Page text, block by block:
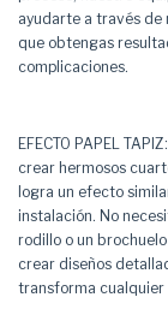
ayudarte a través de
que obtengas
complicaciones.
EFECTO PAPEL
crear hermosos
logra un efecto
instalación. No
rodillo o un
crear diseños
transforma cualquier